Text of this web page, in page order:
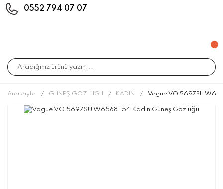
0552 794 07 07
Anasayfa GÜNEŞ GÖZLÜĞÜ KADIN Vogue VO 5697SU